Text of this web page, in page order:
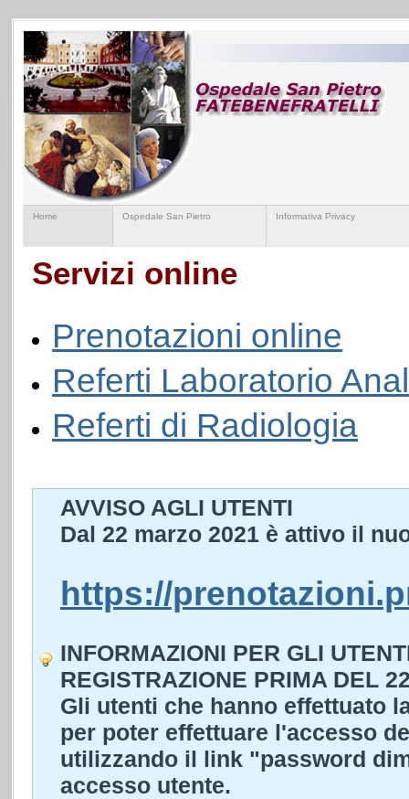
Home Ospedale San Pietro Informativa Privacy
Servizi online
Prenotazioni online
Referti Laboratorio
Referti di Radiologia
AVVISO AGLI UTENTI
Dal 22 marzo 2021 è attivo il
https://
INFORMAZIONI PER GLI
REGISTRAZIONE PRIMA DEL
Gli utenti che hanno effettuato
per poter effettuare l'accesso
utilizzando il link "password
accesso utente.